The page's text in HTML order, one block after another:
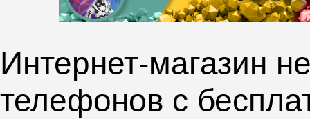
Интернет-магазин
телефонов с